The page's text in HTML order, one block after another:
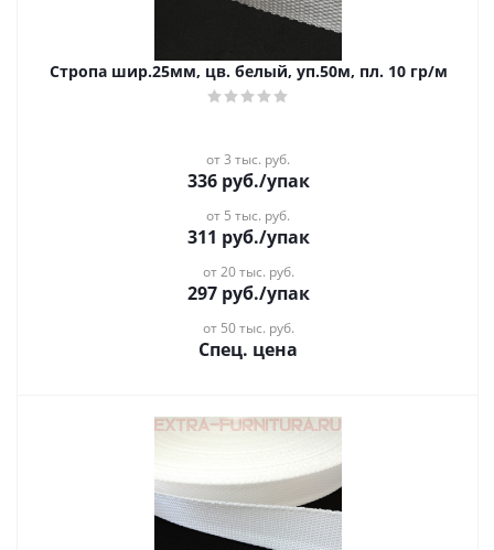
Стропа шир.25мм, цв. белый, уп.50м, пл. 10 гр/м
от 3 тыс. руб.
336руб./упак
от 5 тыс. руб.
311 руб./упак
от 20 тыс. руб.
297руб./упак
от 50 тыс. руб.
Спец. цена